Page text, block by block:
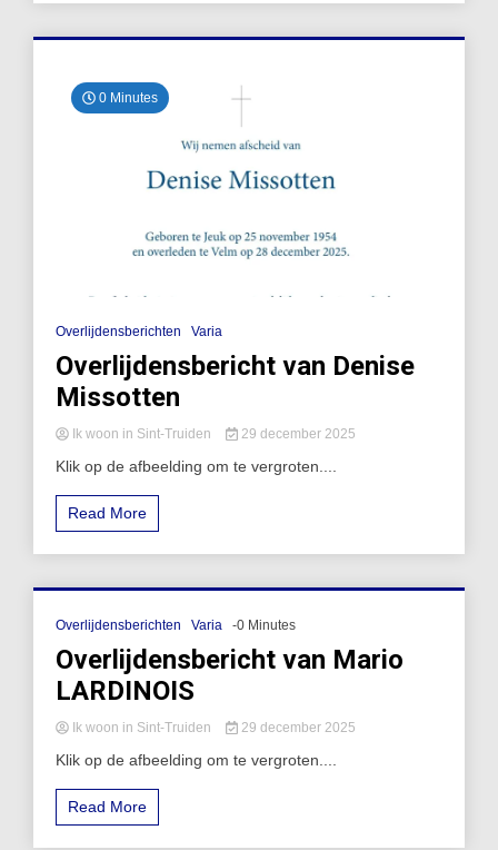
0 Minutes
Overlijdensberichten Varia
Overlijdensbericht van Denise
Missotten
Ik woon in Sint-Truiden 29 december 2025
Klik op de afbeelding om te vergroten....
Read More
Overlijdensberichten Varia -0 Minutes
Overlijdensbericht van Mario
LARDINOIS
Ik woon in Sint-Truiden 29 december 2025
Klik op de afbeelding om te vergroten....
Read More